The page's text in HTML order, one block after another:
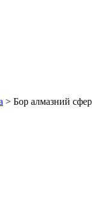
> Бор алмазний